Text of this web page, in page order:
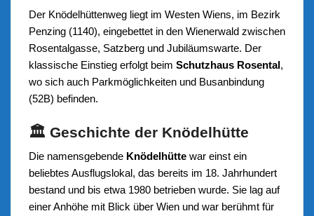
Der Knödelhüttenweg liegt im Westen Wiens, im Bezirk
Penzing (1140), eingebettet in den Wienerwald zwischen
Rosentalgasse, Satzberg und Jubiläumswarte. Der
klassische Einstieg erfolgt beim Schutzhaus Rosental,
wo sich auch Parkmöglichkeiten und Busanbindung
(52B) befinden.
🏛️ Geschichte der Knödelhütte
Die namensgebende Knödelhüttewar einst ein
beliebtes Ausflugslokal, das bereits im 18. Jahrhundert
bestand und bis etwa 1980 betrieben wurde. Sie lag auf
einer Anhöhe mit Blick über Wien und war berühmt für